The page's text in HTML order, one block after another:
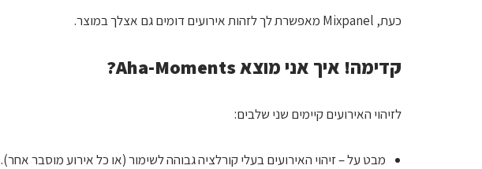
כעת, Mixpanel מאפשרת לך לזהות אירועים דומים גם אצלך במוצר.
קדימה! איך אני מוצא Aha-Moments?
לזיהוי האירועים קיימים שני שלבים:
מבט על – זיהוי האירועים בעלי קורלציה גבוהה לשימור (או כל אירוע מוסבר אחר).